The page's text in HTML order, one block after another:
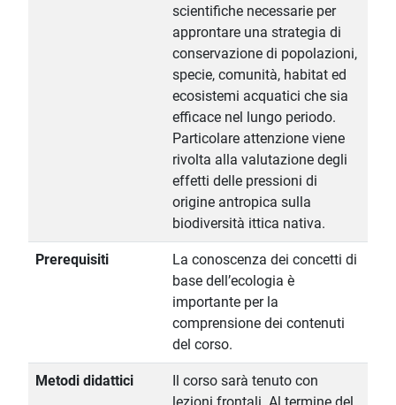
scientifiche necessarie per
approntare una strategia di
conservazione di popolazioni,
specie, comunità, habitat ed
ecosistemi acquatici che sia
efficace nel lungo periodo.
Particolare attenzione viene
rivolta alla valutazione degli
effetti delle pressioni di
origine antropica sulla
biodiversità ittica nativa.
Prerequisiti
La conoscenza dei concetti di
base dell’ecologia è
importante per la
comprensione dei contenuti
del corso.
Metodi didattici
Il corso sarà tenuto con